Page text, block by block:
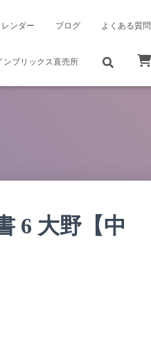
ンダー ブログ よくある質問
ンブリックス直売所
6 大野【中